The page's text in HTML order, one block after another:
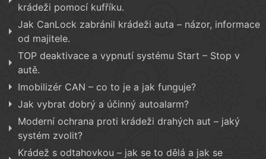
krádeži pomocí kufříku.
Jak CanLock zabránil krádeži auta – názor, informace
od majitele.
TOP deaktivace a vypnutí systému Start – Stop v
autě.
Imobilizér CAN – co to je a jak funguje?
Jak vybrat dobrý a účinný autoalarm?
Moderní ochrana proti krádeži drahých aut – jaký
systém zvolit?
Krádež s odtahovkou – jak se to dělá a jak se